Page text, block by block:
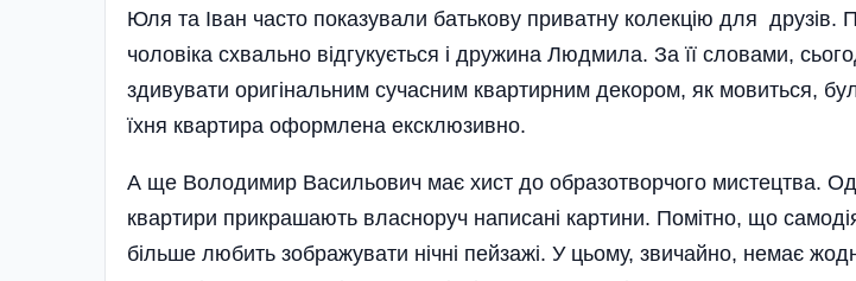
Юля та Іван часто показували батькову приватну колекцію для друзів.
чоловіка схвально відгукується і дружина Людмила. За її словами,
здивувати оригінальним сучасним квартирним декором, як мовиться,
їхня квартира оформлена ексклюзивно.
А ще Володимир Васильович має хист до образотворчого мистецтва.
квартири прикрашають власноруч написані картини. Помітно, що
більше любить зображувати нічні пейзажі. У цьому, звичайно, немає